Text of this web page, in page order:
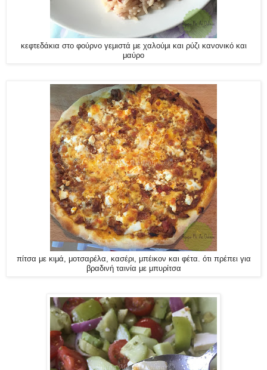
κεφτεδάκια στο φούρνο γεμιστά με χαλούμι και ρύζι κανονικό και
μαύρο
πίτσα με κιμά, μοτσαρέλα, κασέρι, μπέικον και φέτα. ότι πρέπει για
βραδινή ταινία με μπυρίτσα